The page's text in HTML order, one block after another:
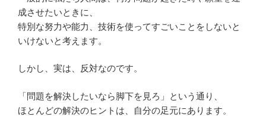
成させたいときに、
特別な努力や能力、技術を使ってすごいことをしないと
いけないと考えます。
しかし、実は、反対なのです。
「問題を解決したいなら脚下を見ろ」という通り、
ほとんどの解決のヒントは、自分の足元にあります。